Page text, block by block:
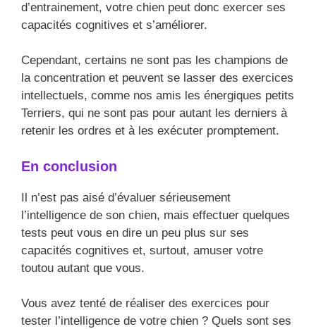
d’entrainement, votre chien peut donc exercer ses
capacités cognitives et s’améliorer.
Cependant, certains ne sont pas les champions de
la concentration et peuvent se lasser des exercices
intellectuels, comme nos amis les énergiques petits
Terriers, qui ne sont pas pour autant les derniers à
retenir les ordres et à les exécuter promptement.
En conclusion
Il n’est pas aisé d’évaluer sérieusement
l’intelligence de son chien, mais effectuer quelques
tests peut vous en dire un peu plus sur ses
capacités cognitives et, surtout, amuser votre
toutou autant que vous.
Vous avez tenté de réaliser des exercices pour
tester l’intelligence de votre chien ? Quels sont ses